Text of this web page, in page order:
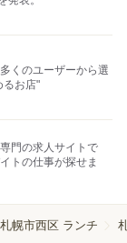
くのユーザーから選
るお店"
門の求人サイトで
トの仕事が探せま
札幌市西区 ランチ